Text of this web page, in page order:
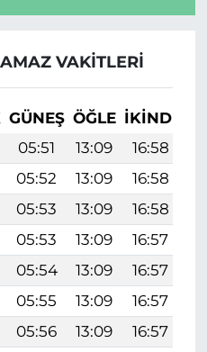
VAKITLERI
GÜNEŞ ÖĞLE İKINDI
05:51 13:09 16:58
05:52 13:09 16:58
05:53 13:09 16:58
05:53 13:09 16:57
05:54 13:09 16:57
05:55 13:09 16:57
05:56 13:09 16:57